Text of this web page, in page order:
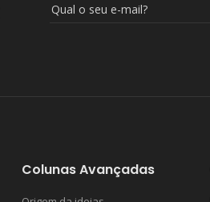
Colunas Avançadas